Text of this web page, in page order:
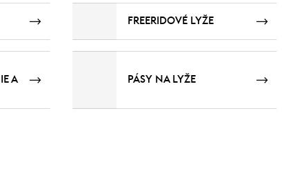
FREERIDOVÉ LYŽE
A
PÁSY NA LYŽE